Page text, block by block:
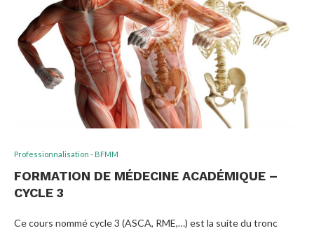
Professionnalisation - BFMM
FORMATION DE MÉDECINE ACADÉMIQUE –
CYCLE 3
Ce cours nommé cycle 3 (ASCA, RME,…) est la suite du tronc